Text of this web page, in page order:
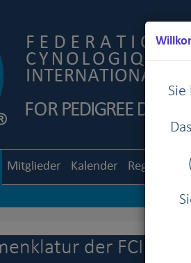
Sie
Mitglieder Kalender Reglemente
der FCI